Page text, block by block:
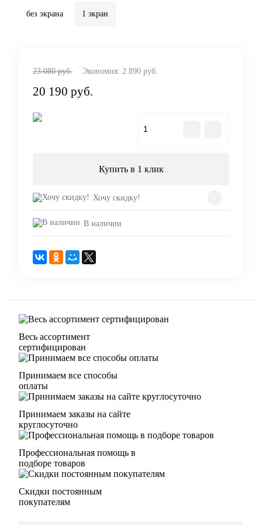
без экрана 1 экран
23 080 руб. Экономия: 2 890 руб.
20 190 руб.
Купить в 1 клик
Хочу скидку!
В наличии
Весь ассортимент
сертифицирован
Принимаем все способы
оплаты
Принимаем заказы на сайте
круглосуточно
Профессиональная помощь в
подборе товаров
Скидки постоянным
покупателям